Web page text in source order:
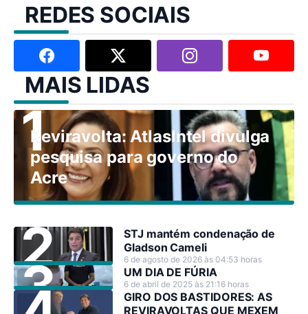
REDES SOCIAIS
MAIS LIDAS
Reviravolta: AtlasIntel divulga
pesquisa para governo do
Acre
STJ mantém condenação de
Gladson Cameli
6 de agosto de 2026 às 04:53 horas
UM DIA DE FÚRIA
6 de abril de 2025 às 21:16 horas
GIRO DOS BASTIDORES: AS
REVIRAVOLTAS QUE MEXEM